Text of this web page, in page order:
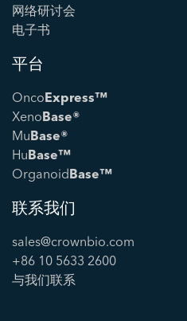
网络研讨会
电子书
平台
OncoExpress™
XenoBase®
MuBase®
HuBase™
OrganoidBase™
联系我们
sales@crownbio.com
+86 10 5633 2600
与我们联系